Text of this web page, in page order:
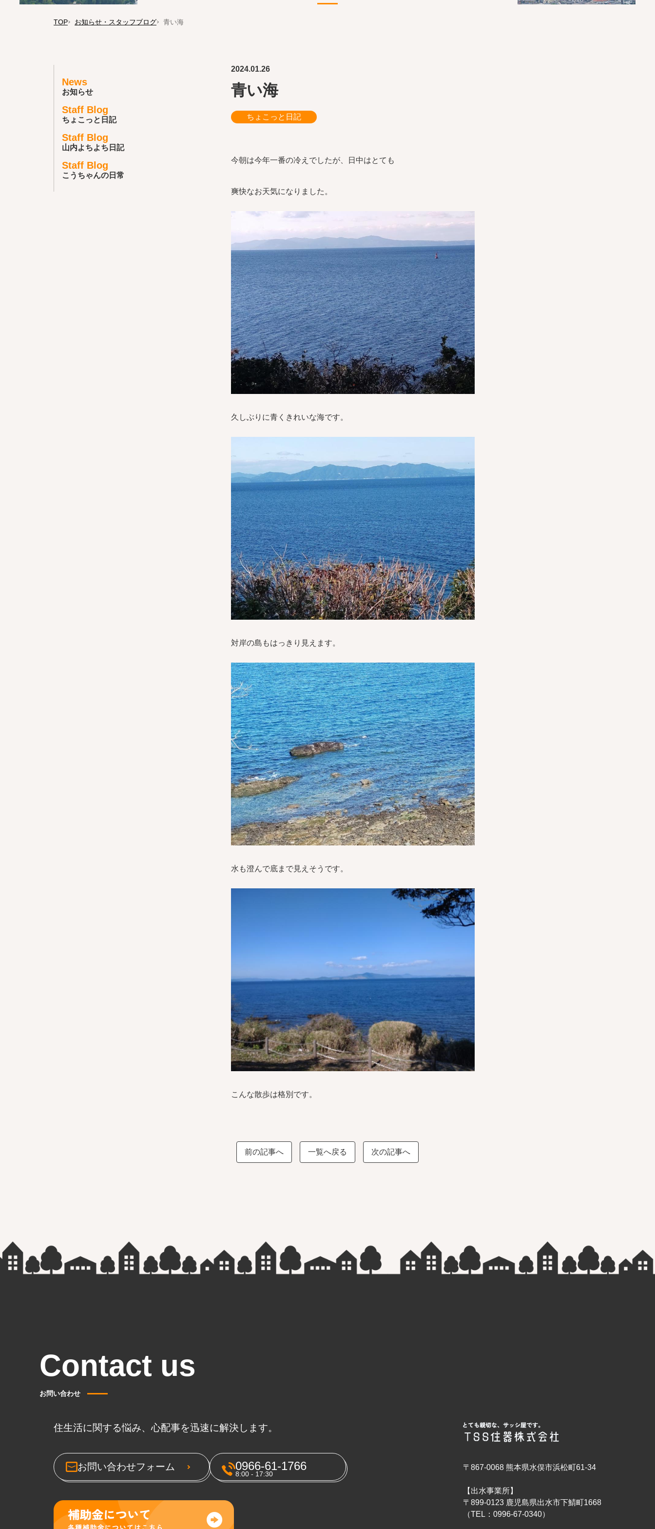
TOP お知らせ・スタッフブログ 青い海
News
お知らせ
Staff Blog
ちょこっと日記
Staff Blog
山内よちよち日記
Staff Blog
こうちゃんの日常
2024.01.26
青い海
ちょこっと日記
今朝は今年一番の冷えでしたが、日中はとても
爽快なお天気になりました。
久しぶりに青くきれいな海です。
対岸の島もはっきり見えます。
水も澄んで底まで見えそうです。
こんな散歩は格別です。
前の記事へ 一覧へ戻る 次の記事へ
Contact us
お問い合わせ
住生活に関する悩み、心配事を迅速に解決します。
お問い合わせフォーム 0966-61-1766
8:00 - 17:30
〒867-0068 熊本県水俣市浜松町61-34
【出水事業所】
〒899-0123 鹿児島県出水市下鯖町1668
（TEL：0996-67-0340）